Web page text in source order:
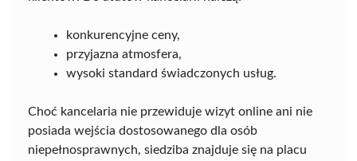
konkurencyjne ceny,
przyjazna atmosfera,
wysoki standard świadczonych usług.
Choć kancelaria nie przewiduje wizyt online ani nie
posiada wejścia dostosowanego dla osób
niepełnosprawnych, siedziba znajduje się na placu